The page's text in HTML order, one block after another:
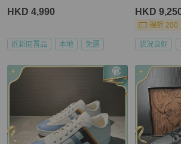
HKD 4,990
近新閒置品 本地 免運
HKD
現折 200
狀況良好